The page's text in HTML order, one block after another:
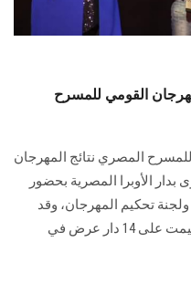
القومي للمسرح
المصري نتائج المهرجان
بدار الأوبرا المصرية بحضور
ولجنة تحكيم المهرجان، وقد
شارك بالمهرجان 29 عرضاً مسرحياً أقيمت على 14 دار عرض في